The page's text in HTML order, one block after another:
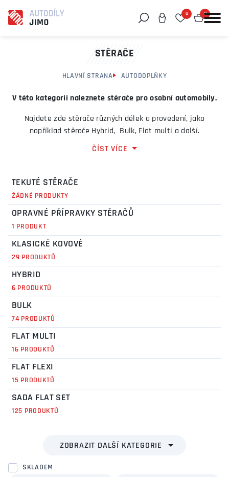
0 0
STĚRAČE
HLAVNÍ STRANA AUTODOPLŇKY
V této kategorii naleznete stěrače pro osobní automobily.
Najdete zde stěrače různých délek a provedení, jako
například stěrače Hybrid, Bulk, Flat multi a další.
Dále zde najdete gumičky do stěračů, zadní stěrače,
ČÍST VÍCE
TEKUTÉ STĚRAČE
ŽÁDNÉ PRODUKTY
OPRAVNÉ PŘÍPRAVKY STĚRAČŮ
1 PRODUKT
KLASICKÉ KOVOVÉ
29 PRODUKTŮ
HYBRID
6 PRODUKTŮ
BULK
74 PRODUKTŮ
FLAT MULTI
16 PRODUKTŮ
FLAT FLEXI
15 PRODUKTŮ
SADA FLAT SET
125 PRODUKTŮ
SKLADEM
Můžeme vám pomoci něco najít?